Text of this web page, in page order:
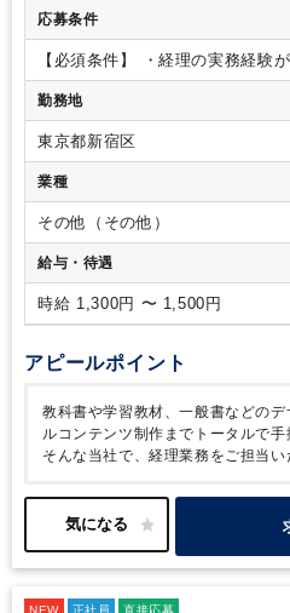
理※処理自体は社労士でそのや
／マネ―フォワード、弥生会計
の経理はここが魅力！】・一人経
スケジュール組める（責任とやり
算のため、税理士が来社。随時質
概要】教科書や学習教材、一般
集・デジタルコンテンツ制作まで
1980年の設立以来40年余りの業
の教科書出版社、教材出版社とお
応募条件
【必須条件】 ・経理の実務経験
程度以上の知識を有する方。 【
ご経験がある方。
勤務地
東京都新宿区
業種
その他（その他）
給与・待遇
時給 1,300円 〜 1,500円
アピールポイント
教科書や学習教材、一般書などの
ルコンテンツ制作までトータルで手
そんな当社で、経理業務をご担当い
やりがいあり！）顧問税理士と共
め、1人であってもご心配はありま
NEW 正社員 直接応募